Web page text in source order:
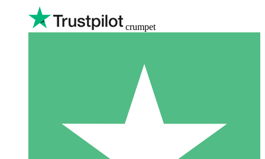
crumpet